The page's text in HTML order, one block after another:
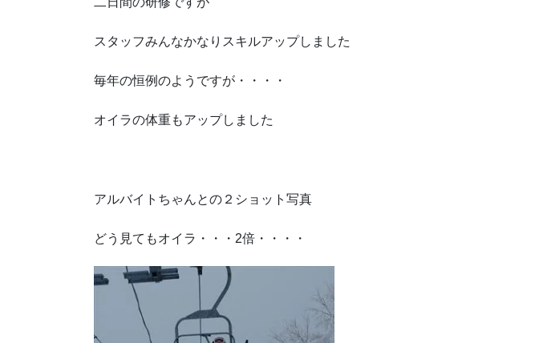
スタッフみんなかなりスキルアップしました
毎年の恒例のようですが・・・・
オイラの体重もアップしました
アルバイトちゃんとの２ショット写真
どう見てもオイラ・・・2倍・・・・